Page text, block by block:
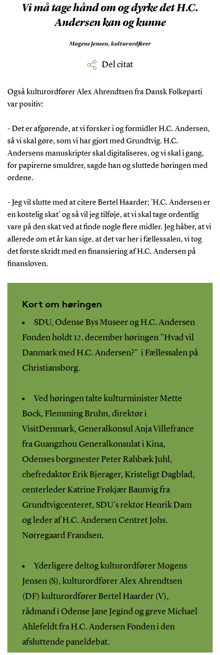
Vi må tage hånd om og dyrke det H.C.
Andersen kan og kunne
Mogens Jensen, kulturordfører
Del citat
Også kulturordfører Alex Ahrendtsen fra Dansk Folkeparti
var positiv:
- Det er afgørende, at vi forsker i og formidler H.C. Andersen,
så vi skal gøre, som vi har gjort med Grundtvig. H.C.
Andersens manuskripter skal digitaliseres, og vi skal i gang,
for papirerne smuldrer, sagde han og sluttede høringen med
ordene.
- Jeg vil slutte med at citere Bertel Haarder; ’H.C. Andersen er
en kostelig skat’ og så vil jeg tilføje, at vi skal tage ordentlig
vare på den skat ved at finde nogle flere midler. Jeg håber, at vi
allerede om et år kan sige, at det var her i fællessalen, vi tog
det første skridt med en finansiering af H.C. Andersen på
finansloven.
Kort om høringen
SDU, Odense Bys Museer og H.C. Andersen
Fonden holdt 12. december høringen ”Hvad vil
Danmark med H.C. Andersen?” i Fællessalen på
Christiansborg.
Ved høringen talte kulturminister Mette
Bock, Flemming Bruhn, direktør i
VisitDenmark, Generalkonsul Anja Villefrance
fra Guangzhou Generalkonsulat i Kina,
Odenses borgmester Peter Rahbæk Juhl,
chefredaktør Erik Bjerager, Kristeligt Dagblad,
centerleder Katrine Frøkjær Baunvig fra
Grundtvigcenteret, SDU’s rektor Henrik Dam
og leder af H.C. Andersen Centret Johs.
Nørregaard Frandsen.
Yderligere deltog kulturordfører Mogens
Jensen (S), kulturordfører Alex Ahrendtsen
(DF) kulturordfører Bertel Haarder (V),
rådmand i Odense Jane Jegind og greve Michael
Ahlefeldt fra H.C. Andersen Fonden i den
afsluttende paneldebat.